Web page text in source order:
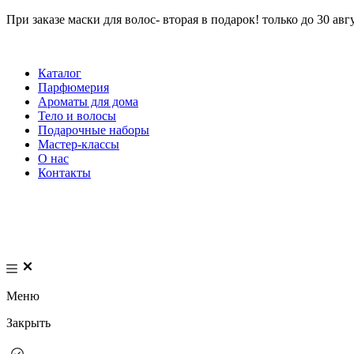
При заказе маски для волос- вторая в подарок! только до 30
Каталог
Парфюмерия
Ароматы для дома
Тело и волосы
Подарочные наборы
Мастер-классы
О нас
Контакты
Меню
Закрыть